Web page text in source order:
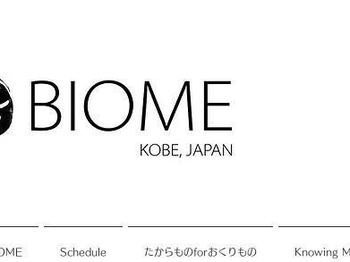
Schedule たからものforおくりもの Knowing